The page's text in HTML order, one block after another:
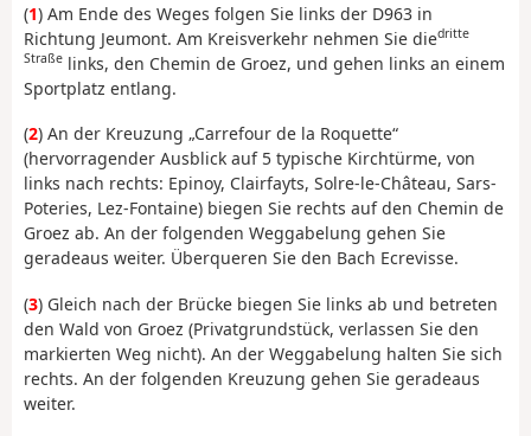
(1) Am Ende des Weges folgen Sie links der D963 in
Richtung Jeumont. Am Kreisverkehr nehmen Sie diedritte
Straße links, den Chemin de Groez, und gehen links an einem
Sportplatz entlang.
(2) An der Kreuzung „Carrefour de la Roquette“
(hervorragender Ausblick auf 5 typische Kirchtürme, von
links nach rechts: Epinoy, Clairfayts, Solre-le-Château, Sars-
Poteries, Lez-Fontaine) biegen Sie rechts auf den Chemin de
Groez ab. An der folgenden Weggabelung gehen Sie
geradeaus weiter. Überqueren Sie den Bach Ecrevisse.
(3) Gleich nach der Brücke biegen Sie links ab und betreten
den Wald von Groez (Privatgrundstück, verlassen Sie den
markierten Weg nicht). An der Weggabelung halten Sie sich
rechts. An der folgenden Kreuzung gehen Sie geradeaus
weiter.